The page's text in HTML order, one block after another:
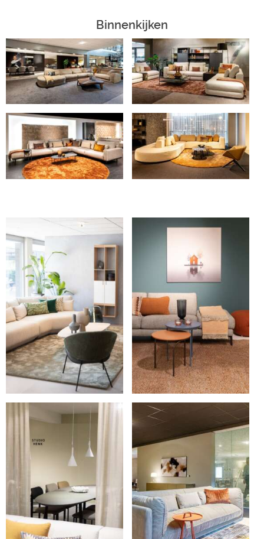
Binnenkijken